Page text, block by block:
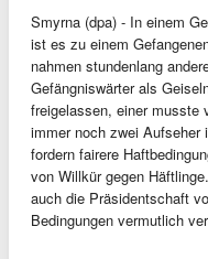
Smyrna (dpa) - In einem
ist es zu einem
nahmen stundenlang
Gefängniswärter als
freigelassen, einer musste
immer noch zwei Aufseher
fordern fairere
von Willkür gegen
auch die Präsidentschaft
Bedingungen vermutlich